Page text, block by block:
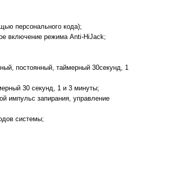
персонального кода);
включение режима Anti-HiJack;
постоянный, таймерный 30секунд, 1
30 секунд, 1 и 3 минуты;
импульс запирания, управление
системы;